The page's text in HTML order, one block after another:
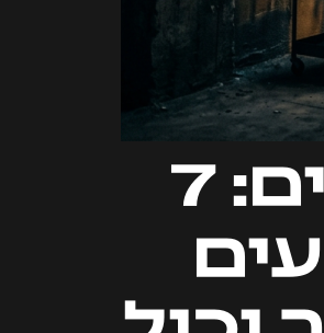
ציורי קיר גדולים: 7